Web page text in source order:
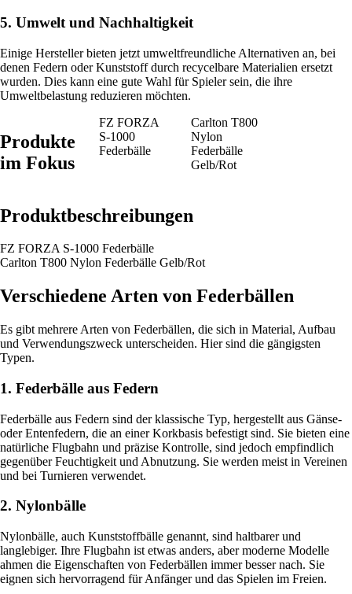
5. Umwelt und Nachhaltigkeit
Einige Hersteller bieten jetzt umweltfreundliche Alternativen an, bei
denen Federn oder Kunststoff durch recycelbare Materialien ersetzt
wurden. Dies kann eine gute Wahl für Spieler sein, die ihre
Umweltbelastung reduzieren möchten.
Produkte
im Fokus
FZ FORZA
S-1000
Federbälle
Carlton T800
Nylon
Federbälle
Gelb/Rot
Produktbeschreibungen
FZ FORZA S-1000 Federbälle
Carlton T800 Nylon Federbälle Gelb/Rot
Verschiedene Arten von Federbällen
Es gibt mehrere Arten von Federbällen, die sich in Material, Aufbau
und Verwendungszweck unterscheiden. Hier sind die gängigsten
Typen.
1. Federbälle aus Federn
Federbälle aus Federn sind der klassische Typ, hergestellt aus Gänse-
oder Entenfedern, die an einer Korkbasis befestigt sind. Sie bieten eine
natürliche Flugbahn und präzise Kontrolle, sind jedoch empfindlich
gegenüber Feuchtigkeit und Abnutzung. Sie werden meist in Vereinen
und bei Turnieren verwendet.
2. Nylonbälle
Nylonbälle, auch Kunststoffbälle genannt, sind haltbarer und
langlebiger. Ihre Flugbahn ist etwas anders, aber moderne Modelle
ahmen die Eigenschaften von Federbällen immer besser nach. Sie
eignen sich hervorragend für Anfänger und das Spielen im Freien.